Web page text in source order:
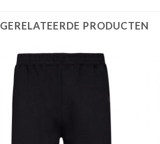
GERELATEERDE PRODUCTEN